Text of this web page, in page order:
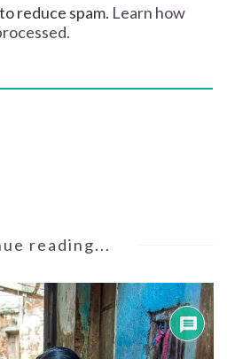
reduce spam. Learn how
reading...
1